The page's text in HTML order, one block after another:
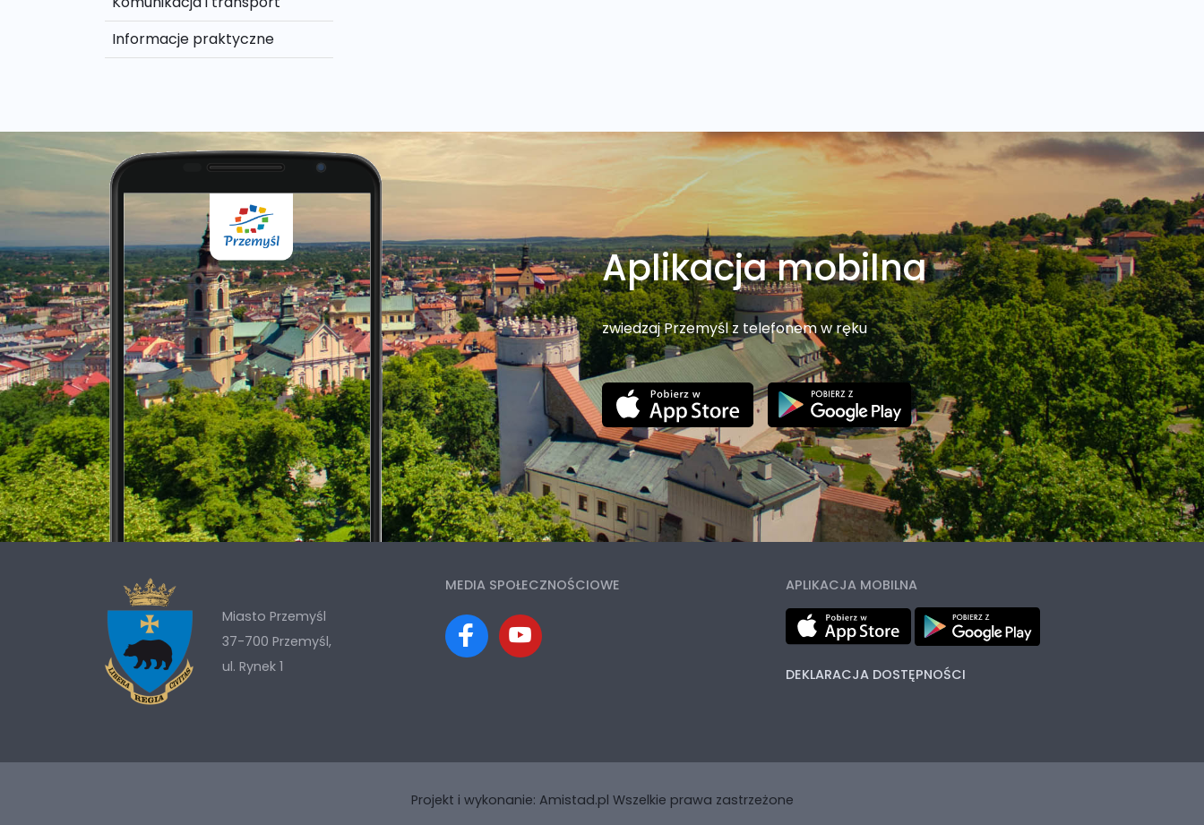
Informacje praktyczne
Aplikacja mobilna
zwiedzaj Przemyśl z telefonem w ręku
Miasto Przemyśl
37-700 Przemyśl,
ul. Rynek 1
MEDIA SPOŁECZNOŚCIOWE APLIKACJA MOBILNA
DEKLARACJA DOSTĘPNOŚCI
Projekt i wykonanie: Amistad.pl Wszelkie prawa zastrzeżone